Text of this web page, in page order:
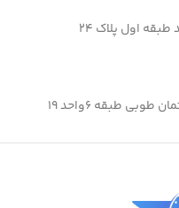
اول پلاک ۲۴
طبقه ۶واحد ۱۹